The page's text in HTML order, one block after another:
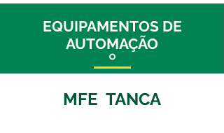
EQUIPAMENTOS DE
AUTOMAÇÃO
MFE TANCA